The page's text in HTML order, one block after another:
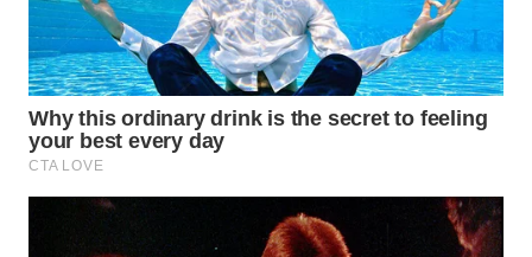
SUBANG
WN
SUKABUMI
WN